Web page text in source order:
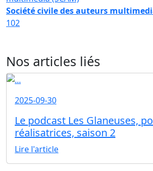
Société civile des auteurs
102
Nos articles liés
2025-09-30
Le podcast Les Glaneuses,
réalisatrices, saison 2
Lire l'article